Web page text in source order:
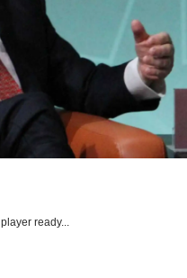
player ready...